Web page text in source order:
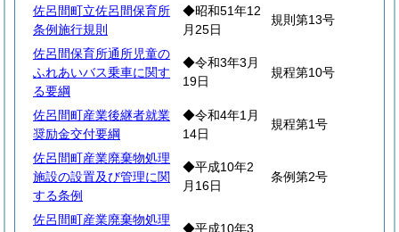
佐呂間町立佐呂間保育所
条例施行規則
◆昭和51年12
月25日
規則第13号
佐呂間保育所通所児童の
ふれあいバス乗車に関す
る要綱
◆令和3年3月
19日
規程第10号
佐呂間町産業後継者就業
奨励金交付要綱
◆令和4年1月
14日
規程第1号
佐呂間町産業廃棄物処理
施設の設置及び管理に関
する条例
◆平成10年2
月16日
条例第2号
佐呂間町産業廃棄物処理
◆平成10年3